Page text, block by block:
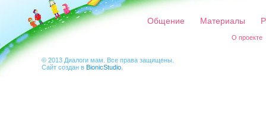
Общение Материалы
О проекте
© 2013 Диалоги мам. Все права защищены.
Сайт создан в BionicStudio